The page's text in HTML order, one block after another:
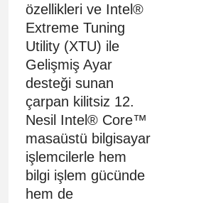
özellikleri ve Intel®
Extreme Tuning
Utility (XTU) ile
Gelişmiş Ayar
desteği sunan
çarpan kilitsiz 12.
Nesil Intel® Core™
masaüstü bilgisayar
işlemcilerle hem
bilgi işlem gücünde
hem de